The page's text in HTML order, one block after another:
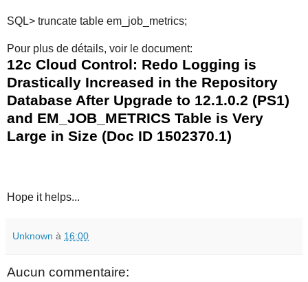
SQL> truncate table em_job_metrics;
Pour plus de détails, voir le document:
12c Cloud Control: Redo Logging is
Drastically Increased in the Repository
Database After Upgrade to 12.1.0.2 (PS1)
and EM_JOB_METRICS Table is Very
Large in Size (Doc ID 1502370.1)
Hope it helps...
Unknown à 16:00
Aucun commentaire: